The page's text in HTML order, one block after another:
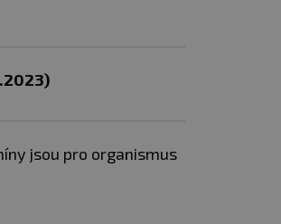
jsou pro organismus